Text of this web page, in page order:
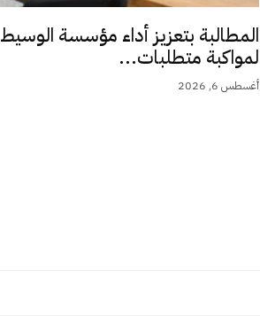
المطالبة بتعزيز أداء مؤسسة الوسيط
لمواكبة متطلبات...
أغسطس 6, 2026